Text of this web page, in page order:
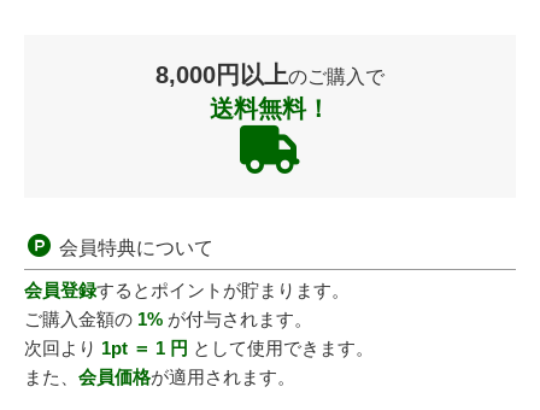
8,000円以上のご購入で
送料無料！
会員特典について
会員登録するとポイントが貯まります。
ご購入金額の 1% が付与されます。
次回より 1pt ＝ 1 円 として使用できます。
また、 会員価格が適用されます。